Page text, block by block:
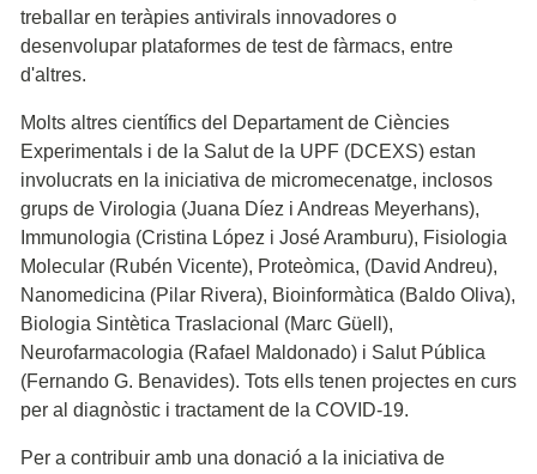
treballar en teràpies antivirals innovadores o
desenvolupar plataformes de test de fàrmacs, entre
d'altres.
Molts altres científics del Departament de Ciències
Experimentals i de la Salut de la UPF (DCEXS) estan
involucrats en la iniciativa de micromecenatge, inclosos
grups de Virologia (Juana Díez i Andreas Meyerhans),
Immunologia (Cristina López i José Aramburu), Fisiologia
Molecular (Rubén Vicente), Proteòmica, (David Andreu),
Nanomedicina (Pilar Rivera), Bioinformàtica (Baldo Oliva),
Biologia Sintètica Traslacional (Marc Güell),
Neurofarmacologia (Rafael Maldonado) i Salut Pública
(Fernando G. Benavides). Tots ells tenen projectes en curs
per al diagnòstic i tractament de la COVID-19.
Per a contribuir amb una donació a la iniciativa de